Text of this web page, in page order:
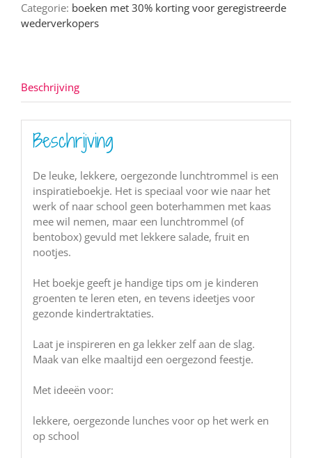
korting
alleen
Categorie: boeken met 30% korting voor geregistreerde
wederverkopers
Beschrijving
Beschrijving
De leuke, lekkere, oergezonde lunchtrommel is een
inspiratieboekje. Het is speciaal voor wie naar het
werk of naar school geen boterhammen met kaas
mee wil nemen, maar een lunchtrommel (of
bentobox) gevuld met lekkere salade, fruit en
nootjes.
Het boekje geeft je handige tips om je kinderen
groenten te leren eten, en tevens ideetjes voor
gezonde kindertraktaties.
Laat je inspireren en ga lekker zelf aan de slag.
Maak van elke maaltijd een oergezond feestje.
Met ideeën voor:
lekkere, oergezonde lunches voor op het werk en
op school